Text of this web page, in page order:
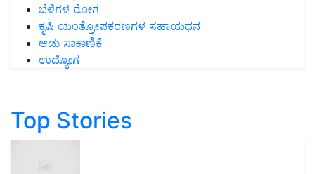
ಬೆಳೆಗಳ ರೋಗ
ಕೃಷಿ ಯಂತ್ರೋಪಕರಣಗಳ ಸಹಾಯಧನ
ಆಡು ಸಾಕಾಣಿಕೆ
ಉದ್ಯೋಗ
Top Stories